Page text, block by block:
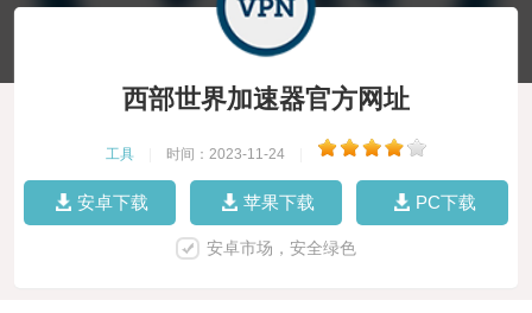
西部世界加速器官方网址
工具 时间：2023-11-24
安卓下载 苹果下载 PC下载
安卓市场，安全绿色